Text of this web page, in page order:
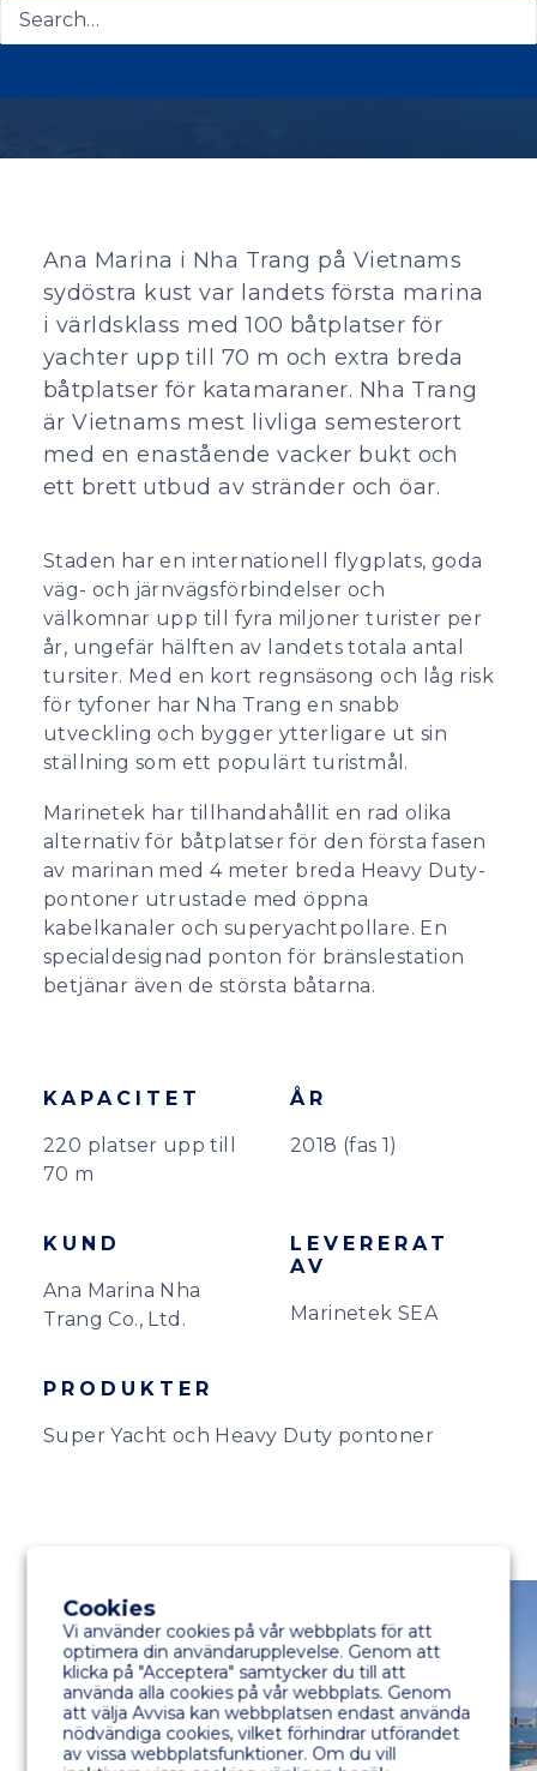
Ana Marina i Nha Trang på Vietnams
sydöstra kust var landets första marina
i världsklass med 100 båtplatser för
yachter upp till 70 m och extra breda
båtplatser för katamaraner. Nha Trang
är Vietnams mest livliga semesterort
med en enastående vacker bukt och
ett brett utbud av stränder och öar.
Staden har en internationell flygplats, goda
väg- och järnvägsförbindelser och
välkomnar upp till fyra miljoner turister per
år, ungefär hälften av landets totala antal
tursiter. Med en kort regnsäsong och låg risk
för tyfoner har Nha Trang en snabb
utveckling och bygger ytterligare ut sin
ställning som ett populärt turistmål.
Marinetek har tillhandahållit en rad olika
alternativ för båtplatser för den första fasen
av marinan med 4 meter breda Heavy Duty-
pontoner utrustade med öppna
kabelkanaler och superyachtpollare. En
specialdesignad ponton för bränslestation
betjänar även de största båtarna.
KAPACITET
220 platser upp till
70 m
ÅR
2018 (fas 1)
KUND
Ana Marina Nha
Trang Co., Ltd.
LEVERERAT
AV
Marinetek SEA
PRODUKTER
Super Yacht och Heavy Duty pontoner
Cookies
Vi använder cookies på vår webbplats för att
optimera din användarupplevelse. Genom att
klicka på "Acceptera" samtycker du till att
använda alla cookies på vår webbplats. Genom
att välja Avvisa kan webbplatsen endast använda
nödvändiga cookies, vilket förhindrar utförandet
av vissa webbplatsfunktioner. Om du vill